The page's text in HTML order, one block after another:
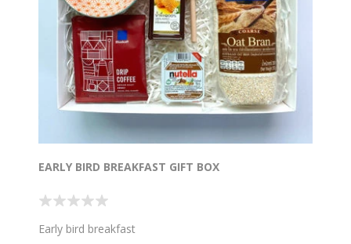
EARLY BIRD BREAKFAST GIFT BOX
Early bird breakfast